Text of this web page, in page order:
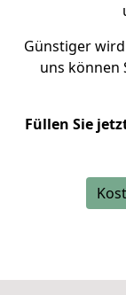
Günstiger
uns können
Füllen Sie